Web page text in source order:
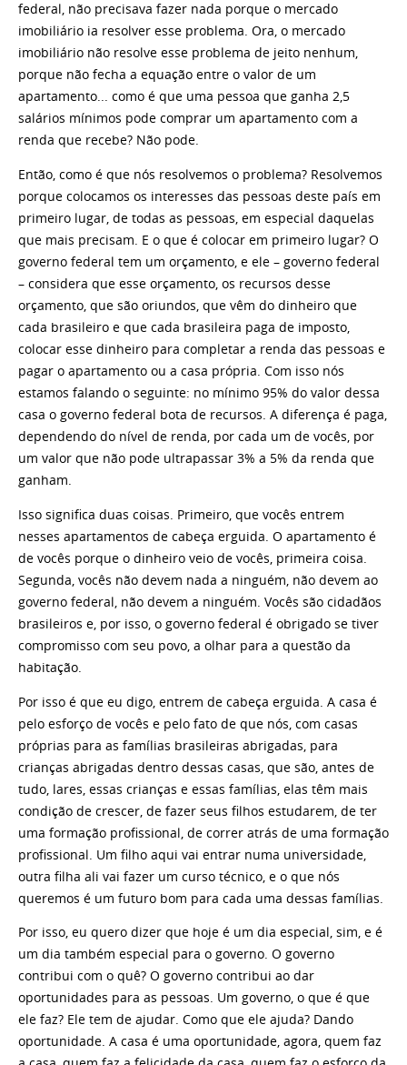
federal, não precisava fazer nada porque o mercado
imobiliário ia resolver esse problema. Ora, o mercado
imobiliário não resolve esse problema de jeito nenhum,
porque não fecha a equação entre o valor de um
apartamento... como é que uma pessoa que ganha 2,5
salários mínimos pode comprar um apartamento com a
renda que recebe? Não pode.
Então, como é que nós resolvemos o problema? Resolvemos
porque colocamos os interesses das pessoas deste país em
primeiro lugar, de todas as pessoas, em especial daquelas
que mais precisam. E o que é colocar em primeiro lugar? O
governo federal tem um orçamento, e ele – governo federal
– considera que esse orçamento, os recursos desse
orçamento, que são oriundos, que vêm do dinheiro que
cada brasileiro e que cada brasileira paga de imposto,
colocar esse dinheiro para completar a renda das pessoas e
pagar o apartamento ou a casa própria. Com isso nós
estamos falando o seguinte: no mínimo 95% do valor dessa
casa o governo federal bota de recursos. A diferença é paga,
dependendo do nível de renda, por cada um de vocês, por
um valor que não pode ultrapassar 3% a 5% da renda que
ganham.
Isso significa duas coisas. Primeiro, que vocês entrem
nesses apartamentos de cabeça erguida. O apartamento é
de vocês porque o dinheiro veio de vocês, primeira coisa.
Segunda, vocês não devem nada a ninguém, não devem ao
governo federal, não devem a ninguém. Vocês são cidadãos
brasileiros e, por isso, o governo federal é obrigado se tiver
compromisso com seu povo, a olhar para a questão da
habitação.
Por isso é que eu digo, entrem de cabeça erguida. A casa é
pelo esforço de vocês e pelo fato de que nós, com casas
próprias para as famílias brasileiras abrigadas, para
crianças abrigadas dentro dessas casas, que são, antes de
tudo, lares, essas crianças e essas famílias, elas têm mais
condição de crescer, de fazer seus filhos estudarem, de ter
uma formação profissional, de correr atrás de uma formação
profissional. Um filho aqui vai entrar numa universidade,
outra filha ali vai fazer um curso técnico, e o que nós
queremos é um futuro bom para cada uma dessas famílias.
Por isso, eu quero dizer que hoje é um dia especial, sim, e é
um dia também especial para o governo. O governo
contribui com o quê? O governo contribui ao dar
oportunidades para as pessoas. Um governo, o que é que
ele faz? Ele tem de ajudar. Como que ele ajuda? Dando
oportunidade. A casa é uma oportunidade, agora, quem faz